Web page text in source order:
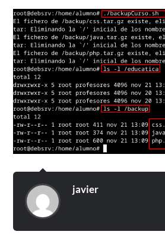
javier